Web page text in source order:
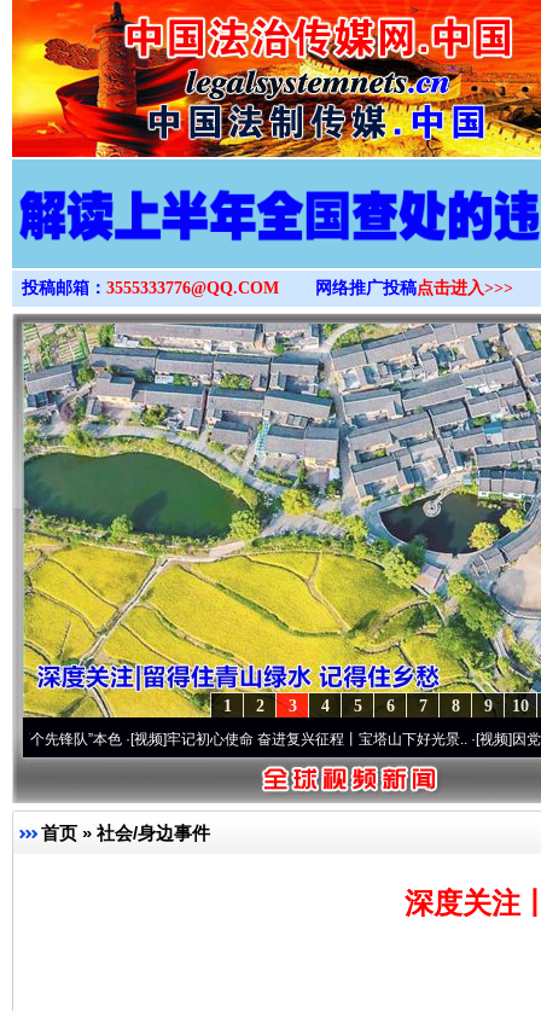
>
投稿邮箱： 3555333776@QQ.COM 网络推广投稿点击进入>>>
10
9
8
7
6
5
4
3
2
1
”本色·[视频]牢记初心使命 奋进复兴征程丨宝塔山下好光景..·[视频]因党而生 为党
首页 » 社会/身边事件
深度关注